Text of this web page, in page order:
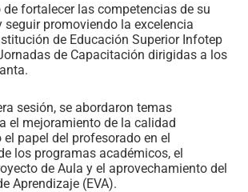
de fortalecer las competencias de su
seguir promoviendo la excelencia
de Educación Superior Infotep
de Capacitación dirigidas a los
sesión, se abordaron temas
el mejoramiento de la calidad
papel del profesorado en el
los programas académicos, el
de Aula y el aprovechamiento del
Aprendizaje (EVA).